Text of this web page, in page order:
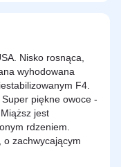
Nisko rosnąca,
wyhodowana
F4.
piękne owoce -
jest
rdzeniem.
o zachwycającym